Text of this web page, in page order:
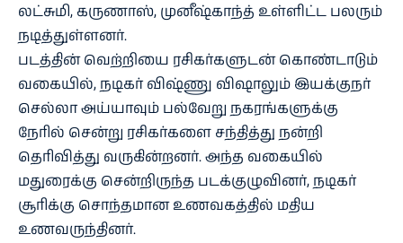
லட்சுமி, கருணாஸ், முனீஷ்காந்த் உள்ளிட்ட பலரும்
நடித்துள்ளனர்.
படத்தின் வெற்றியை ரசிகர்களுடன் கொண்டாடும்
வகையில், நடிகர் விஷ்ணு விஷாலும் இயக்குநர்
செல்லா அய்யாவும் பல்வேறு நகரங்களுக்கு
நேரில் சென்று ரசிகர்களை சந்தித்து நன்றி
தெரிவித்து வருகின்றனர். அந்த வகையில்
மதுரைக்கு சென்றிருந்த படக்குழுவினர், நடிகர்
சூரிக்கு சொந்தமான உணவகத்தில் மதிய
உணவருந்தினர்.